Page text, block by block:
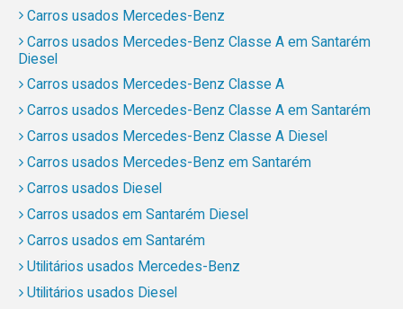
Carros usados Mercedes-Benz
Carros usados Mercedes-Benz Classe A em Santarém
Diesel
Carros usados Mercedes-Benz Classe A
Carros usados Mercedes-Benz Classe A em Santarém
Carros usados Mercedes-Benz Classe A Diesel
Carros usados Mercedes-Benz em Santarém
Carros usados Diesel
Carros usados em Santarém Diesel
Carros usados em Santarém
Utilitários usados Mercedes-Benz
Utilitários usados Diesel